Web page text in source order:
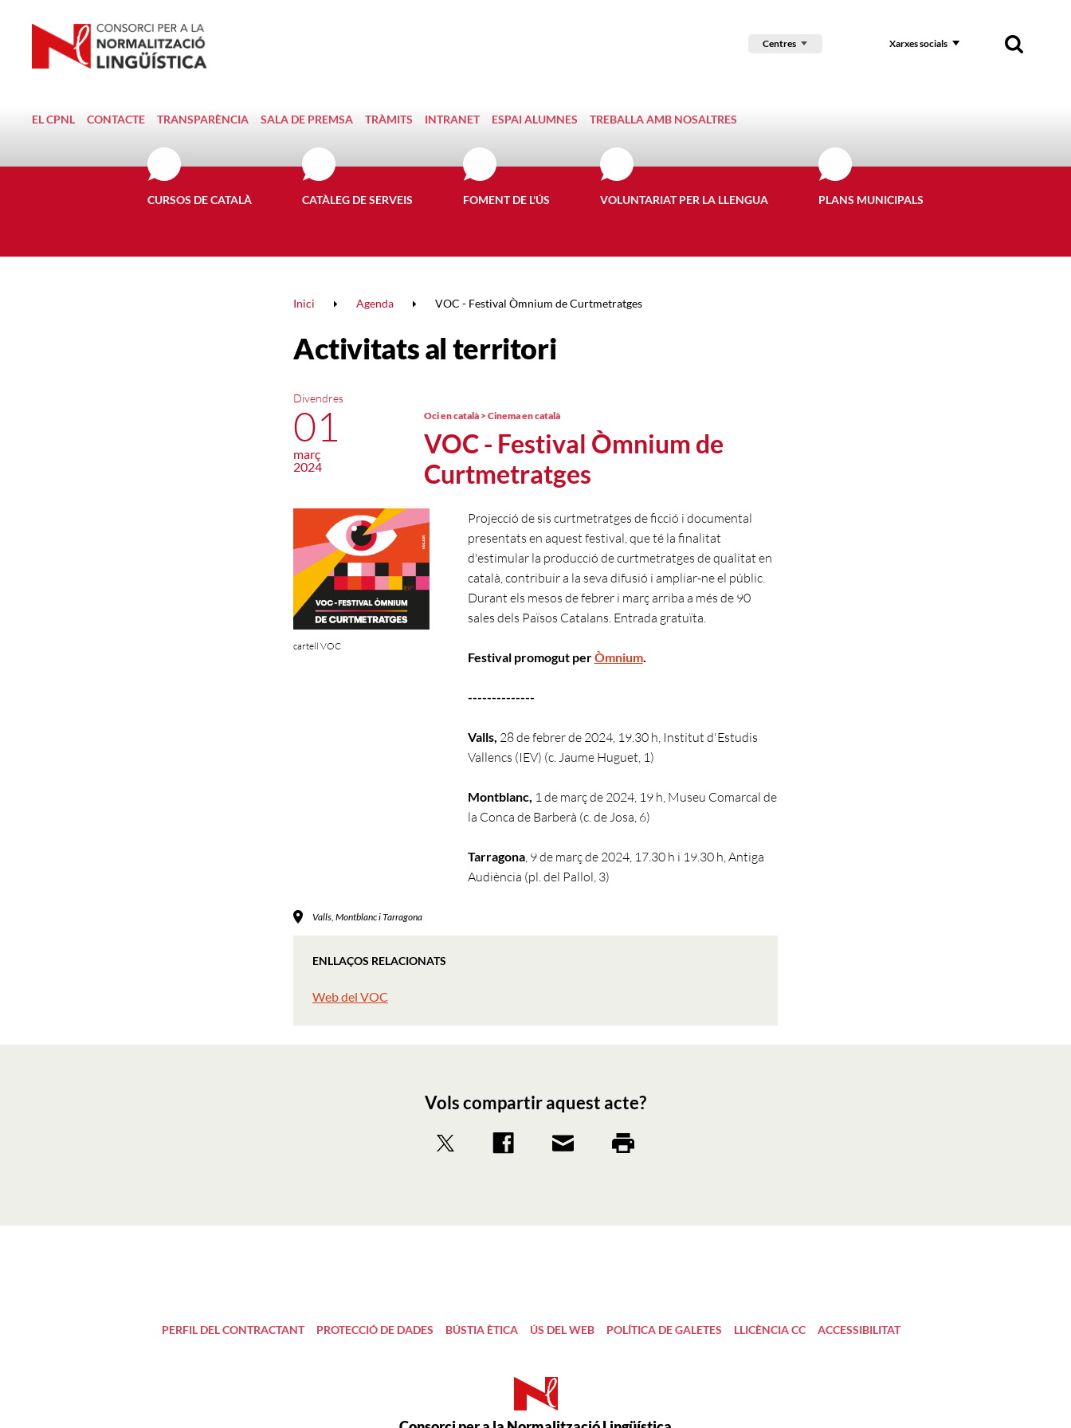
Centres Xarxes socials
EL CPNL CONTACTE TRANSPARÈNCIA SALA DE PREMSA TRÀMITS INTRANET ESPAI ALUMNES TREBALLA AMB NOSALTRES
CURSOS DE CATALÀ CATÀLEG DE SERVEIS FOMENT DE L'ÚS VOLUNTARIAT PER LA LLENGUA PLANS MUNICIPALS
Inici Agenda VOC - Festival Òmnium de Curtmetratges
Activitats al territori
VOC - Festival Òmnium de
Curtmetratges
Oci en català > Cinema en català
Divendres
01
març
2024
cartell VOC
Projecció de sis curtmetratges de ficció i documental
presentats en aquest festival, que té la finalitat
d'estimular la producció de curtmetratges de qualitat en
català, contribuir a la seva difusió i ampliar-ne el públic.
Durant els mesos de febrer i març arriba a més de 90
sales dels Països Catalans. Entrada gratuïta.
Festival promogut perÒmnium.
--------------
Valls, 28 de febrer de 2024, 19.30 h, Institut d'Estudis
Vallencs (IEV) (c. Jaume Huguet, 1)
Montblanc, 1 de març de 2024, 19 h, Museu Comarcal de
la Conca de Barberà (c. de Josa, 6)
Tarragona, 9 de març de 2024, 17.30 h i 19.30 h, Antiga
Audiència (pl. del Pallol, 3)
Valls, Montblanc i Tarragona
ENLLAÇOS RELACIONATS
Web del VOC
Vols compartir aquest acte?
PERFIL DEL CONTRACTANT PROTECCIÓ DE DADES BÚSTIA ÈTICA ÚS DEL WEB POLÍTICA DE GALETES LLICÈNCIA CC ACCESSIBILITAT